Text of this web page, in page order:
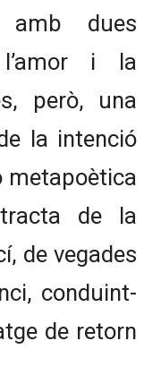
amb dues
l’amor i la
però, una
la intenció
metapoètica
de la
de vegades
conduint-
de retorn